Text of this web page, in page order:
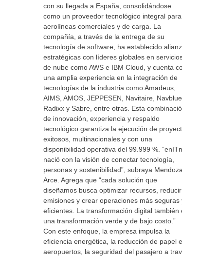
con su llegada a España, consolidándose
como un proveedor tecnológico integral para
aerolíneas comerciales y de carga. La
compañía, a través de la entrega de su
tecnología de software, ha establecido alianzas
estratégicas con líderes globales en servicios
de nube como AWS e IBM Cloud, y cuenta con
una amplia experiencia en la integración de
tecnologías de la industria como Amadeus,
AIMS, AMOS, JEPPESEN, Navitaire, Navblue,
Radixx y Sabre, entre otras. Esta combinación
de innovación, experiencia y respaldo
tecnológico garantiza la ejecución de proyectos
exitosos, multinacionales y con una
disponibilidad operativa del 99.999 %. “enITma
nació con la visión de conectar tecnología,
personas y sostenibilidad”, subraya Mendoza
Arce. Agrega que “cada solución que
diseñamos busca optimizar recursos, reducir
emisiones y crear operaciones más seguras y
eficientes. La transformación digital también es
una transformación verde y de bajo costo.”
Con este enfoque, la empresa impulsa la
eficiencia energética, la reducción de papel en
aeropuertos, la seguridad del pasajero a través